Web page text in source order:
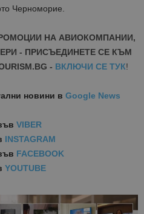
Черноморие.
НА АВИОКОМПАНИИ,
- ПРИСЪЕДИНЕТЕ СЕ КЪМ
- ВКЛЮЧИ СЕ ТУК!
новини в Google News
VIBER
INSTAGRAM
FACEBOOK
YOUTUBE